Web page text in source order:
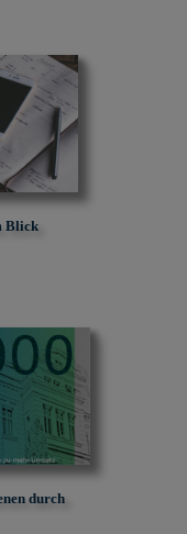
Blick
durch